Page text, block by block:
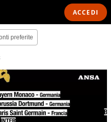
ACCEDI
preferite